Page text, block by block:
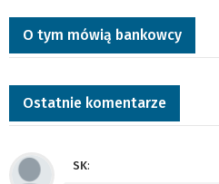
O tym mówią bankowcy
Ostatnie komentarze
SK: